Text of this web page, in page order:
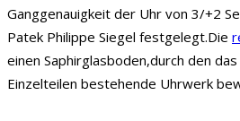
Ganggenauigkeit der Uhr von 3/+2
Patek Philippe Siegel festgelegt.Die
einen Saphirglasboden,durch den
Einzelteilen bestehende Uhrwerk